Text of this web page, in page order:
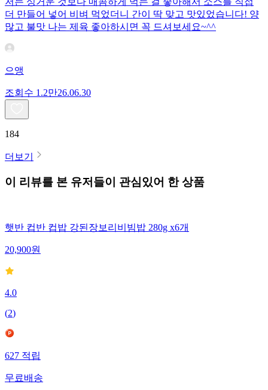
더 만들어 넣어 비벼 먹었더니 간이 딱 맞고 맛있었습니다! 양
많고 불맛 나는 제육 좋아하시면 꼭 드셔보세요~^^
으앵
조회수 1.2만26.06.30
184
더보기
이 리뷰를 본 유저들이 관심있어 한 상품
햇반 컵반 컵밥 강된장보리비빔밥 280g x6개
20,900원
4.0
(2)
627 적립
무료배송